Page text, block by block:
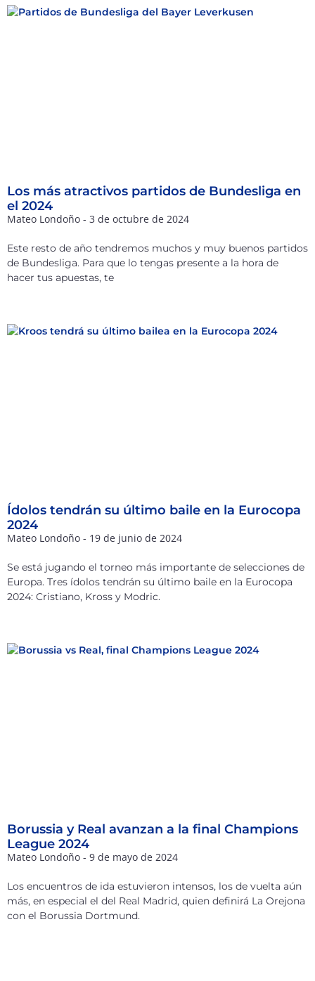
Los más atractivos partidos de Bundesliga en
el 2024
Mateo Londoño 3 de octubre de 2024
Este resto de año tendremos muchos y muy buenos partidos
de Bundesliga. Para que lo tengas presente a la hora de
hacer tus apuestas, te
Ídolos tendrán su último baile en la Eurocopa
2024
Mateo Londoño 19 de junio de 2024
Se está jugando el torneo más importante de selecciones de
Europa. Tres ídolos tendrán su último baile en la Eurocopa
2024: Cristiano, Kross y Modric.
Borussia y Real avanzan a la final Champions
League 2024
Mateo Londoño 9 de mayo de 2024
Los encuentros de ida estuvieron intensos, los de vuelta aún
más, en especial el del Real Madrid, quien definirá La Orejona
con el Borussia Dortmund.